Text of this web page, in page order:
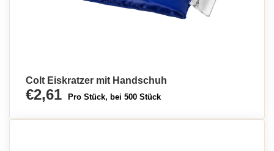
Colt Eiskratzer mit Handschuh
€2,61 Pro Stück, bei 500 Stück